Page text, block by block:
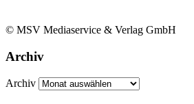
© MSV Mediaservice & Verlag GmbH
Archiv
Archiv